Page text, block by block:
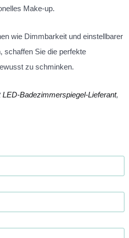
Make-up.
wie Dimmbarkeit und einstellbarer
schaffen Sie die perfekte
zu schminken.
LED-Badezimmerspiegel-Lieferant,